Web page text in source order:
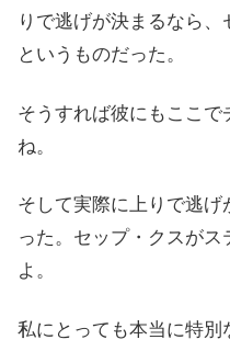
りで逃げが決まるなら
というものだった。
そうすれば彼にもここ
ね。
そして実際に上りで逃げ
った。セップ・クスが
よ。
私にとっても本当に特